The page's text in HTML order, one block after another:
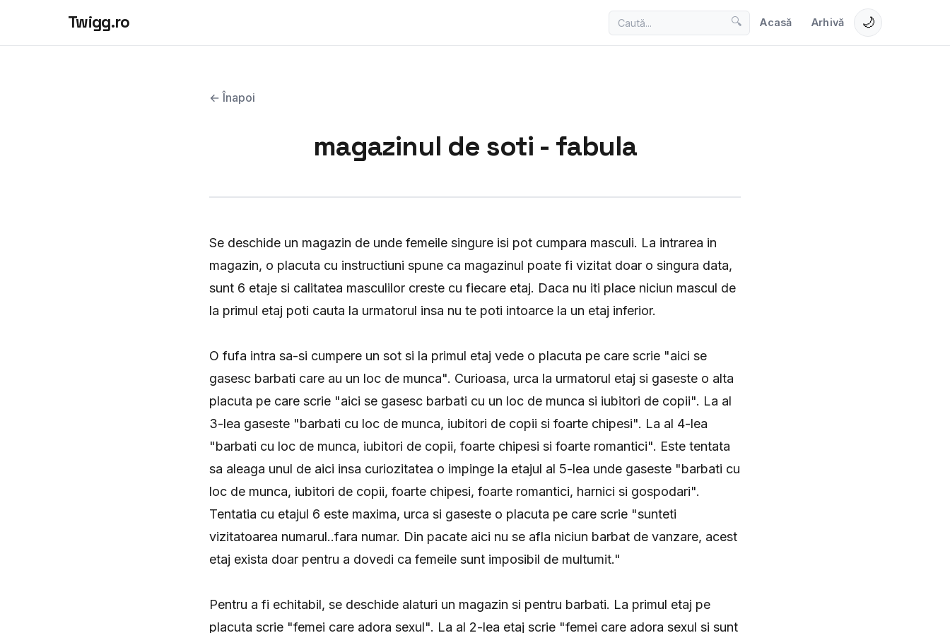
Twigg.ro 🔍 Acasă Arhivă 🌙
← Înapoi
magazinul de soti - fabula
Se deschide un magazin de unde femeile singure isi pot cumpara masculi. La intrarea in
magazin, o placuta cu instructiuni spune ca magazinul poate fi vizitat doar o singura data,
sunt 6 etaje si calitatea masculilor creste cu fiecare etaj. Daca nu iti place niciun mascul de
la primul etaj poti cauta la urmatorul insa nu te poti intoarce la un etaj inferior.
O fufa intra sa-si cumpere un sot si la primul etaj vede o placuta pe care scrie "aici se
gasesc barbati care au un loc de munca". Curioasa, urca la urmatorul etaj si gaseste o alta
placuta pe care scrie "aici se gasesc barbati cu un loc de munca si iubitori de copii". La al
3-lea gaseste "barbati cu loc de munca, iubitori de copii si foarte chipesi". La al 4-lea
"barbati cu loc de munca, iubitori de copii, foarte chipesi si foarte romantici". Este tentata
sa aleaga unul de aici insa curiozitatea o impinge la etajul al 5-lea unde gaseste "barbati cu
loc de munca, iubitori de copii, foarte chipesi, foarte romantici, harnici si gospodari".
Tentatia cu etajul 6 este maxima, urca si gaseste o placuta pe care scrie "sunteti
vizitatoarea numarul..fara numar. Din pacate aici nu se afla niciun barbat de vanzare, acest
etaj exista doar pentru a dovedi ca femeile sunt imposibil de multumit."
Pentru a fi echitabil, se deschide alaturi un magazin si pentru barbati. La primul etaj pe
placuta scrie "femei care adora sexul". La al 2-lea etaj scrie "femei care adora sexul si sunt